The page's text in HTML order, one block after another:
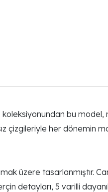
bu model,
çizgileriyle her dönemin
üzere tasarlanmıştır.
detayları, 5 varilli